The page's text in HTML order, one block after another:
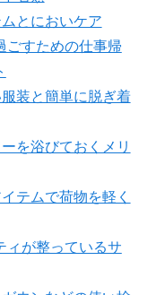
とにおいケア
ごすための仕事帰
装と簡単に脱ぎ着
を浴びておくメリ
テムで荷物を軽く
ィが整っているサ